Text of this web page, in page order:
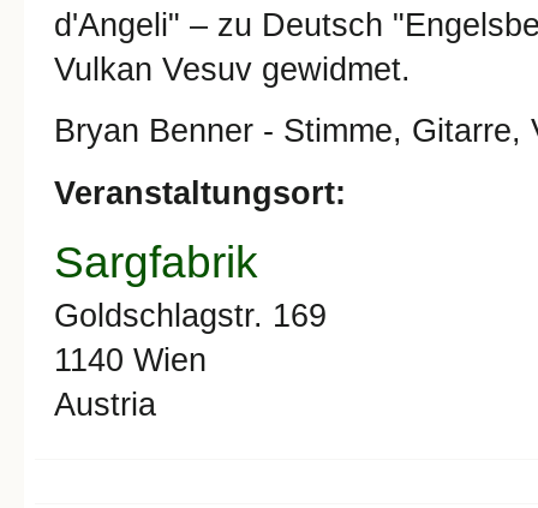
d'Angeli" – zu Deutsch
Vulkan Vesuv gewidmet.
Bryan Benner - Stimme,
Veranstaltungsort:
Sargfabrik
Goldschlagstr. 169
1140 Wien
Austria